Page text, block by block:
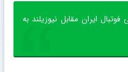
فوتبال ایران مقابل نیوزیلند به